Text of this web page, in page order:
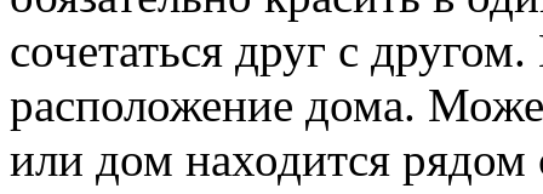
сочетаться друг с
расположение дома.
или дом находится рядом